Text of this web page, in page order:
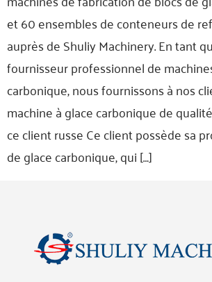
et 60 ensembles de conteneurs de
auprès de Shuliy Machinery. En tant
fournisseur professionnel de
carbonique, nous fournissons à nos
machine à glace carbonique de
ce client russe Ce client possède sa
de glace carbonique, qui […]